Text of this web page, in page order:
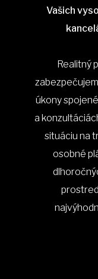
Vašich
Realitný
úkony
a
situáciu na
osobné